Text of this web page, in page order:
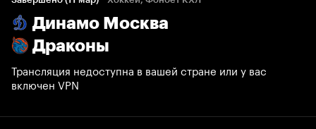
Динамо Москва
Драконы
Трансляция недоступна в вашей стране или у вас
включен VPN
79%